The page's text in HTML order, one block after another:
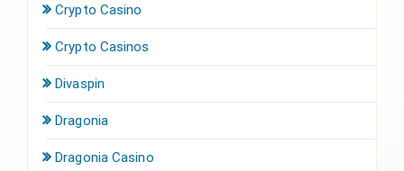
Crypto Casino
Crypto Casinos
Divaspin
Dragonia
Dragonia Casino